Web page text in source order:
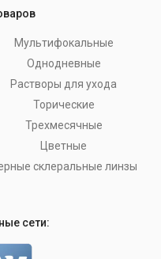
Мультифокальные
Однодневные
Растворы для ухода
Торические
Трехмесячные
Цветные
склеральные линзы
сети: